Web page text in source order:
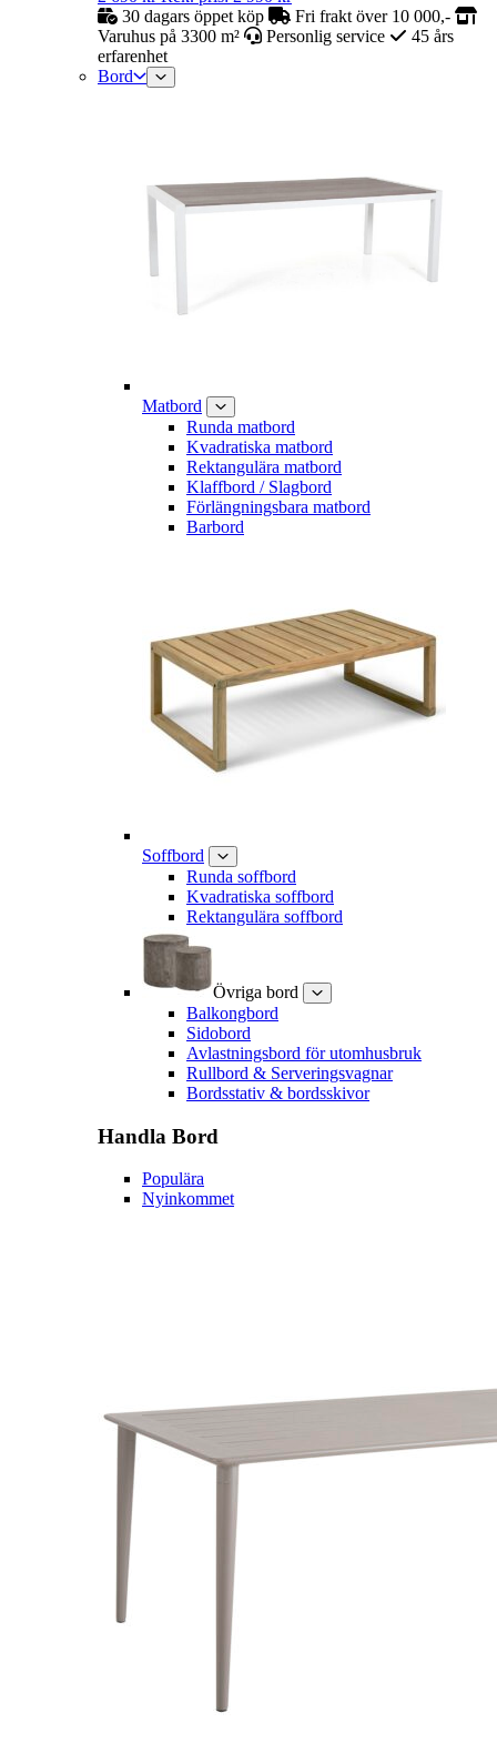
30 dagars öppet köp
Fri frakt över 10 000,-
Varuhus på 3300 m²
Personlig service
45 års
erfarenhet
Bord
Matbord
Runda matbord
Kvadratiska matbord
Rektangulära matbord
Klaffbord / Slagbord
Förlängningsbara matbord
Barbord
Soffbord
Runda soffbord
Kvadratiska soffbord
Rektangulära soffbord
Övriga bord
Balkongbord
Sidobord
Avlastningsbord för utomhusbruk
Rullbord & Serveringsvagnar
Bordsstativ & bordsskivor
Handla Bord
Populära
Nyinkommet